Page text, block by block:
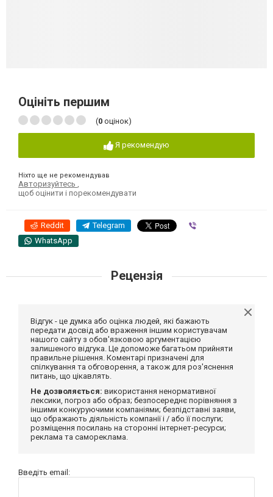
Оцініть першим
(0 оцінок)
Я рекомендую
Ніхто ще не рекомендував
Авторизуйтесь
щоб оцінити і порекомендувати
Reddit Telegram
WhatsApp
Рецензія
Відгук - це думка або оцінка людей, які бажають
передати досвід або враження іншим користувачам
нашого сайту з обов'язковою аргументацією
залишеного відгука. Це допоможе багатьом прийняти
правильне рішення. Коментарі призначені для
спілкування та обговорення, а також для роз'яснення
питань, що цікавлять.
Не дозволяється: використання ненормативної
лексики, погроз або образ; безпосереднє порівняння з
іншими конкуруючими компаніями; безпідставні заяви,
що ображають діяльність компанії і / або її послуги;
розміщення посилань на сторонні інтернет-ресурси;
реклама та самореклама.
Введіть email: